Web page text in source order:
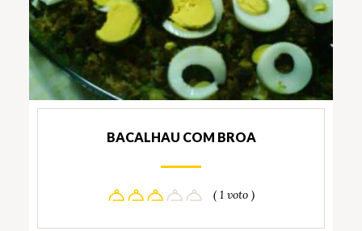
BACALHAU COM BROA
( 1 voto )